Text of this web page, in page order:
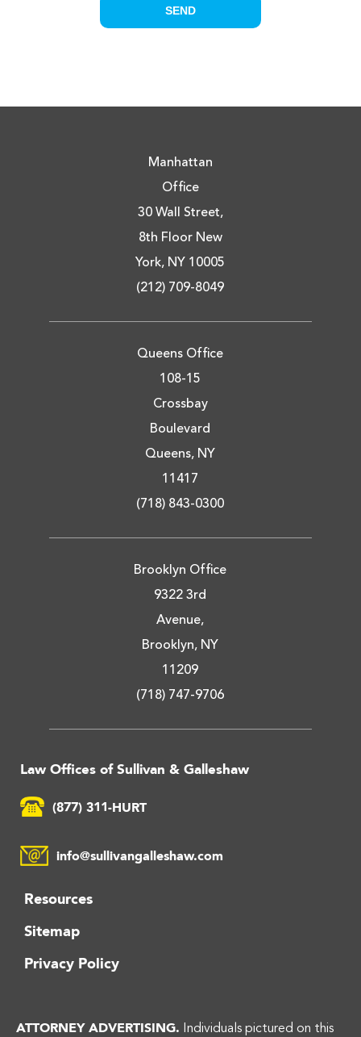
Manhattan
Office
30 Wall Street,
8th Floor New
York, NY 10005
(212) 709-8049
Queens Office
108-15
Crossbay
Boulevard
Queens, NY
11417
(718) 843-0300
Brooklyn Office
9322 3rd
Avenue,
Brooklyn, NY
11209
(718) 747-9706
Law Offices of Sullivan & Galleshaw
(877) 311-HURT
info@sullivangalleshaw.com
Resources
Sitemap
Privacy Policy
ATTORNEY ADVERTISING. Individuals pictured on this